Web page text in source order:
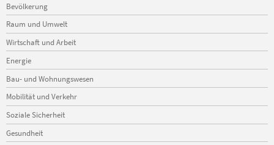
überspringen
Bevölkerung
Raum und Umwelt
Wirtschaft und Arbeit
Energie
Bau- und Wohnungswesen
Mobilität und Verkehr
Soziale Sicherheit
Gesundheit